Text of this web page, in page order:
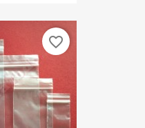
favorite_border